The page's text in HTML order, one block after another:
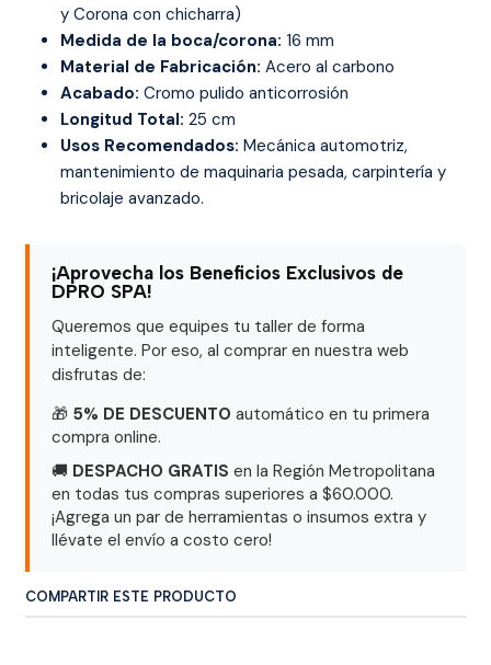
y Corona con chicharra)
Medida de la boca/corona: 16 mm
Material de Fabricación: Acero al carbono
Acabado: Cromo pulido anticorrosión
Longitud Total: 25 cm
Usos Recomendados: Mecánica automotriz,
mantenimiento de maquinaria pesada, carpintería y
bricolaje avanzado.
¡Aprovecha los Beneficios Exclusivos de
DPRO SPA!
Queremos que equipes tu taller de forma
inteligente. Por eso, al comprar en nuestra web
disfrutas de:
🎁 5% DE DESCUENTO automático en tu primera
compra online.
🚚 DESPACHO GRATIS en la Región Metropolitana
en todas tus compras superiores a $60.000.
¡Agrega un par de herramientas o insumos extra y
llévate el envío a costo cero!
COMPARTIR ESTE PRODUCTO